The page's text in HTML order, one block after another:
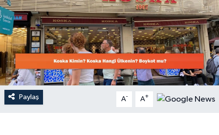
Paylaş A- A+
Dünya
Resmi Reklamlar